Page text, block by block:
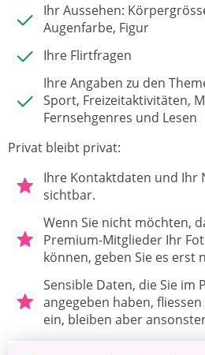
Ihr Aussehen:
Augenfarbe, Figur
Ihre Flirtfragen
Ihre Angaben zu den
Sport, Freizeitaktivitäten,
Fernsehgenres und Lesen
Privat bleibt privat:
Ihre Kontaktdaten und Ihr
sichtbar.
Wenn Sie nicht möchten,
Premium-Mitglieder Ihr
können, geben Sie es erst
Sensible Daten, die Sie im
angegeben haben,
ein, bleiben aber